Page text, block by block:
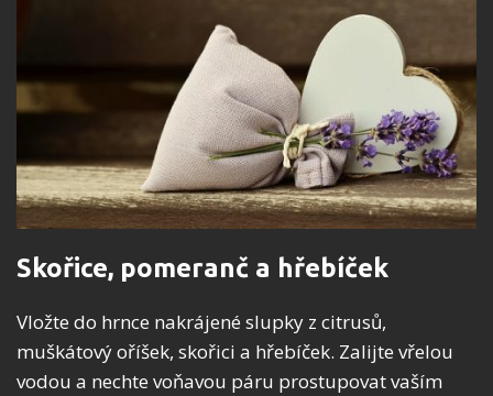
Skořice, pomeranč a hřebíček
Vložte do hrnce nakrájené slupky z citrusů,
muškátový oříšek, skořici a hřebíček. Zalijte vřelou
vodou a nechte voňavou páru prostupovat vaším